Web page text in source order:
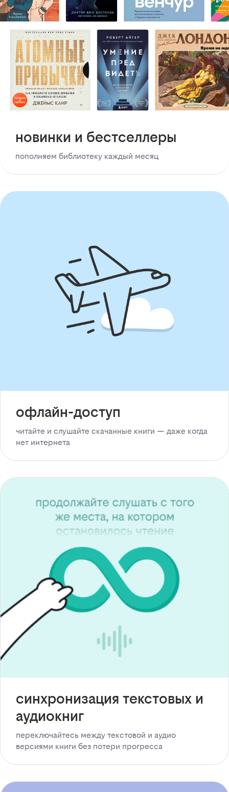
новинки и бестселлеры
пополняем библиотеку каждый месяц
офлайн-доступ
читайте и слушайте скачанные книги — даже когда
нет интернета
синхронизация текстовых и
аудиокниг
переключайтесь между текстовой и аудио
версиями книги без потери прогресса